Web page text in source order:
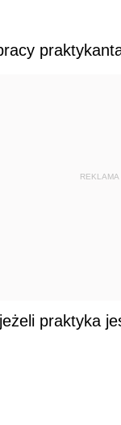
REKLAMA
praktyka